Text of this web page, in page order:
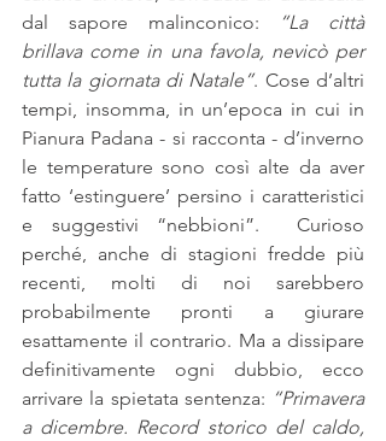
dal sapore malinconico:
“La città
brillava come in una favola, nevicò per
tutta la giornata di Natale”. Cose d’altri
tempi, insomma, in un’epoca in cui in
Pianura Padana - si racconta - d’inverno
le temperature sono così alte da aver
fatto ‘estinguere’ persino i caratteristici
e suggestivi “nebbioni”.  Curioso
perché, anche di stagioni fredde più
recenti, molti di noi sarebbero
probabilmente pronti a giurare
esattamente il contrario. Ma a dissipare
definitivamente ogni dubbio, ecco
arrivare la spietata sentenza: “Primavera
a dicembre. Record storico del caldo,